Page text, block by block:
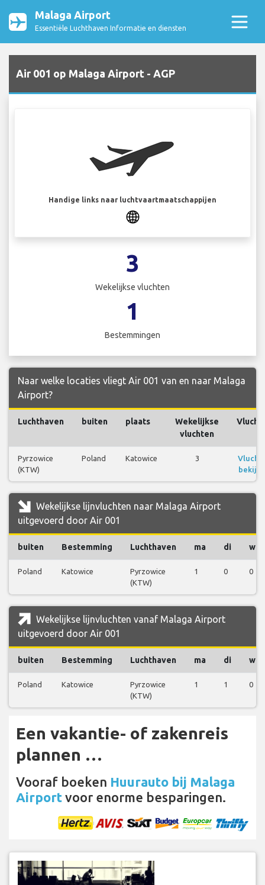
Malaga Airport
Essentiële Luchthaven Informatie en diensten
Air 001 op Malaga Airport - AGP
Handige links naar luchtvaartmaatschappijen
3
Wekelijkse vluchten
1
Bestemmingen
Naar welke locaties vliegt Air 001 van en naar Malaga
Airport?
Luchthaven buiten plaats
Wekelijkse
vluchten
Pyrzowice
(KTW)
Poland Katowice 3
Wekelijkse lijnvluchten naar Malaga Airport
uitgevoerd door Air 001
buiten Bestemming Luchthaven ma di wo
Poland Katowice
Pyrzowice
(KTW)
1 0 0
Wekelijkse lijnvluchten vanaf Malaga Airport
uitgevoerd door Air 001
buiten Bestemming Luchthaven ma di wo
Poland Katowice
Pyrzowice
(KTW)
1 1 0
Een vakantie- of zakenreis
plannen …
Vooraf boeken Huurauto bij Malaga
Airport voor enorme besparingen.